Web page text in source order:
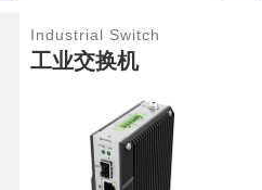
工业交换机
Industrial Switch